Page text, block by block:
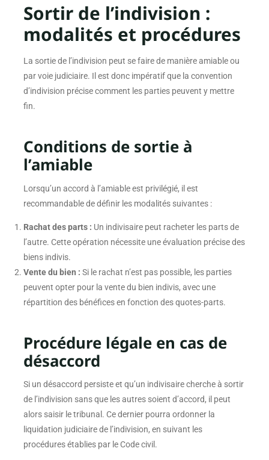
Sortir de l’indivision :
modalités et procédures
La sortie de l’indivision peut se faire de manière amiable ou
par voie judiciaire. Il est donc impératif que la convention
d’indivision précise comment les parties peuvent y mettre
fin.
Conditions de sortie à
l’amiable
Lorsqu’un accord à l’amiable est privilégié, il est
recommandable de définir les modalités suivantes :
Rachat des parts : Un indivisaire peut racheter les parts de
l’autre. Cette opération nécessite une évaluation précise des
biens indivis.
Vente du bien : Si le rachat n’est pas possible, les parties
peuvent opter pour la vente du bien indivis, avec une
répartition des bénéfices en fonction des quotes-parts.
Procédure légale en cas de
désaccord
Si un désaccord persiste et qu’un indivisaire cherche à sortir
de l’indivision sans que les autres soient d’accord, il peut
alors saisir le tribunal. Ce dernier pourra ordonner la
liquidation judiciaire de l’indivision, en suivant les
procédures établies par le Code civil.